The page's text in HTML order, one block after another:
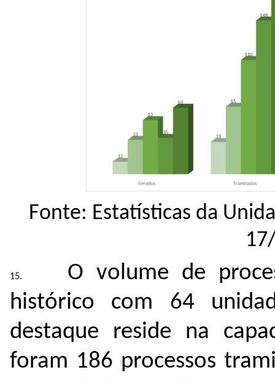
Fonte: Estatísticas da
O volume de
histórico com 64
destaque reside na
foram 186 processos